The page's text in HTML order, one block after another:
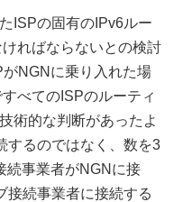
ISPの固有のIPv6ルー
ればならないとの検討
NGNに乗り入れた場
べてのISPのルーティ
術的な判断があったよ
するのではなく、数を3
続事業者がNGNに接
接続事業者に接続する